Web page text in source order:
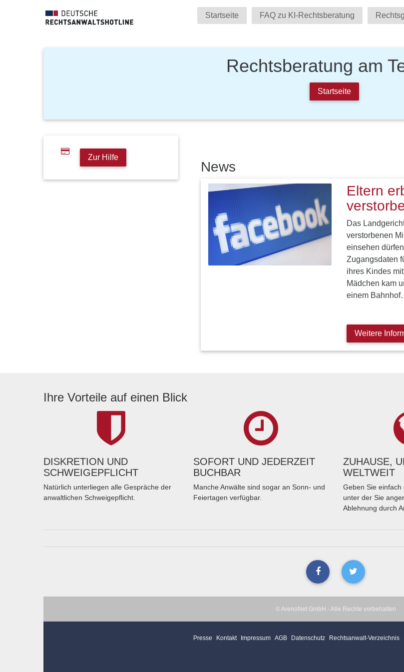
Startseite FAQ zu KI-Rechtsberatung
Rechtsberatung am
Startseite
Zur Hilfe
News
Eltern
Das
verstorbenen
einsehen
Zugangsdaten
ihres Kindes
Mädchen kam
einem
Weitere
Ihre Vorteile auf einen Blick
DISKRETION UND
SCHWEIGEPFLICHT
Natürlich unterliegen alle Gespräche der
anwaltlichen Schweigepflicht.
SOFORT UND JEDERZEIT
BUCHBAR
Manche Anwälte sind sogar an Sonn- und
Feiertagen verfügbar.
ZUHAUSE,
WELTWEIT
Geben Sie einfach
unter der Sie
Ablehnung durch
© ArenoNet GmbH - Alle Rechte vorbehalten
Presse Kontakt Impressum AGB Datenschutz Rechtsanwalt-Verzeichnis